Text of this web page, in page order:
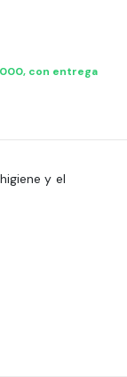
con entrega
y el